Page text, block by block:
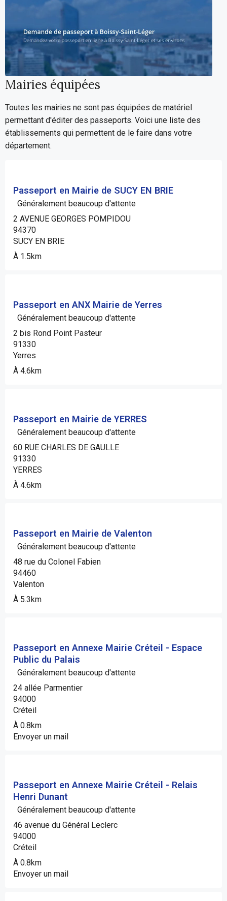
Mairies équipées
Toutes les mairies ne sont pas équipées de matériel
permettant d'éditer des passeports. Voici une liste des
établissements qui permettent de le faire dans votre
département.
Passeport en Mairie de SUCY EN BRIE
Généralement beaucoup d'attente
2 AVENUE GEORGES POMPIDOU
94370
SUCY EN BRIE
À 1.5km
Passeport en ANX Mairie de Yerres
Généralement beaucoup d'attente
2 bis Rond Point Pasteur
91330
Yerres
À 4.6km
Passeport en Mairie de YERRES
Généralement beaucoup d'attente
60 RUE CHARLES DE GAULLE
91330
YERRES
À 4.6km
Passeport en Mairie de Valenton
Généralement beaucoup d'attente
48 rue du Colonel Fabien
94460
Valenton
À 5.3km
Passeport en Annexe Mairie Créteil - Espace
Public du Palais
Généralement beaucoup d'attente
24 allée Parmentier
94000
Créteil
À 0.8km
Envoyer un mail
Passeport en Annexe Mairie Créteil - Relais
Henri Dunant
Généralement beaucoup d'attente
46 avenue du Général Leclerc
94000
Créteil
À 0.8km
Envoyer un mail